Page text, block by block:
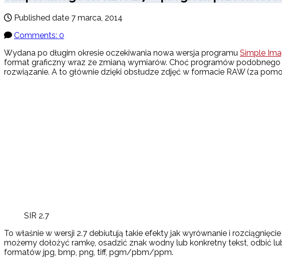
Published date 7 marca, 2014
Comments: 0
Wydana po długim okresie oczekiwania nowa wersja programu Simple
format graficzny wraz ze zmianą wymiarów. Choć programów
rozwiązanie. A to głównie dzięki obsłudze zdjęć w formacie RAW (za
SIR 2.7
To właśnie w wersji 2.7 debiutują takie efekty jak wyrównanie i
możemy dołożyć ramkę, osadzić znak wodny lub konkretny tekst, odbić
formatów jpg, bmp, png, tiff, pgm/pbm/ppm.